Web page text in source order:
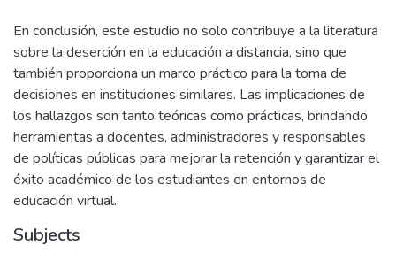
En conclusión, este estudio no solo contribuye a la literatura
sobre la deserción en la educación a distancia, sino que
también proporciona un marco práctico para la toma de
decisiones en instituciones similares. Las implicaciones de
los hallazgos son tanto teóricas como prácticas, brindando
herramientas a docentes, administradores y responsables
de políticas públicas para mejorar la retención y garantizar el
éxito académico de los estudiantes en entornos de
educación virtual.
Subjects